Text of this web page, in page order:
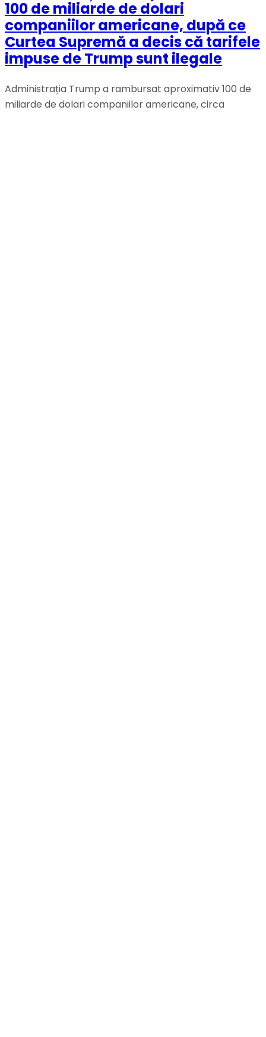
100 de miliarde de dolari
companiilor americane, după ce
Curtea Supremă a decis că tarifele
impuse de Trump sunt ilegale
Administrația Trump a rambursat aproximativ 100 de
miliarde de dolari companiilor americane, circa